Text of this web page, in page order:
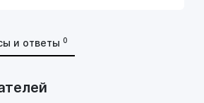
и ответы 0